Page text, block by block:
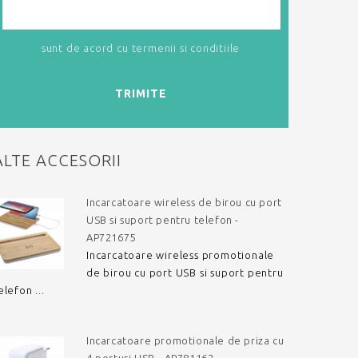
sunt de acord cu termenii si conditiile
TRIMITE
ACCESORII
Incarcatoare wireless de birou cu port
USB si suport pentru telefon -
AP721675
Incarcatoare wireless promotionale
de birou cu port USB si suport pentru
...
Incarcatoare promotionale de priza cu